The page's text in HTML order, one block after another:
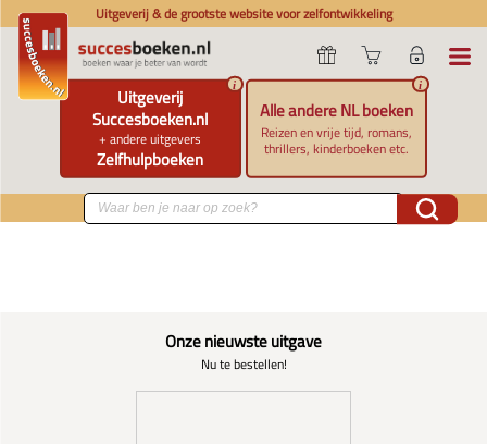
Uitgeverij & de grootste website voor zelfontwikkeling
Uitgeverij
Succesboeken.nl
+ andere uitgevers
Zelfhulpboeken
i
Alle andere NL boeken
Reizen en vrije tijd, romans,
thrillers, kinderboeken etc.
i
Onze nieuwste uitgave
Nu te bestellen!